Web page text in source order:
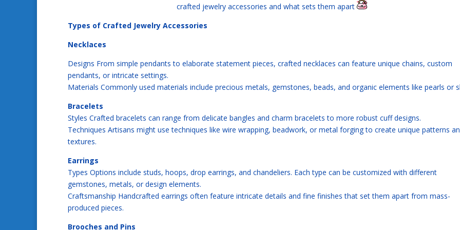
crafted jewelry accessories and what sets them apart
Types of Crafted Jewelry Accessories
Necklaces
Designs From simple pendants to elaborate statement pieces, crafted necklaces can feature unique chains, custom
pendants, or intricate settings.
Materials Commonly used materials include precious metals, gemstones, beads, and organic elements like pearls or
Bracelets
Styles Crafted bracelets can range from delicate bangles and charm bracelets to more robust cuff designs.
Techniques Artisans might use techniques like wire wrapping, beadwork, or metal forging to create unique patterns
textures.
Earrings
Types Options include studs, hoops, drop earrings, and chandeliers. Each type can be customized with different
gemstones, metals, or design elements.
Craftsmanship Handcrafted earrings often feature intricate details and fine finishes that set them apart from mass-
produced pieces.
Brooches and Pins